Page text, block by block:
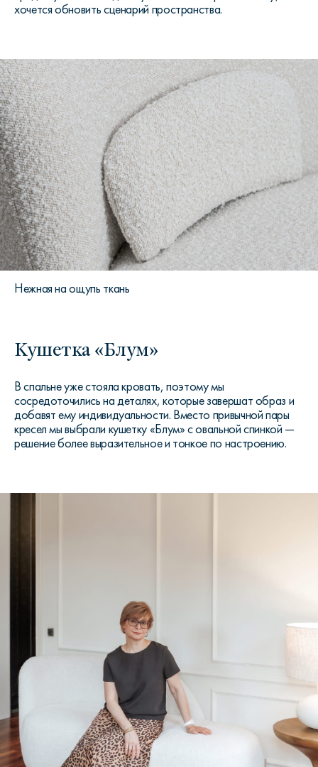
хочется обновить сценарий пространства.
Нежная на ощупь ткань
Кушетка «Блум»
В спальне уже стояла кровать, поэтому мы
сосредоточились на деталях, которые завершат образ и
добавят ему индивидуальности. Вместо привычной пары
кресел мы выбрали кушетку «Блум» с овальной спинкой —
решение более выразительное и тонкое по настроению.